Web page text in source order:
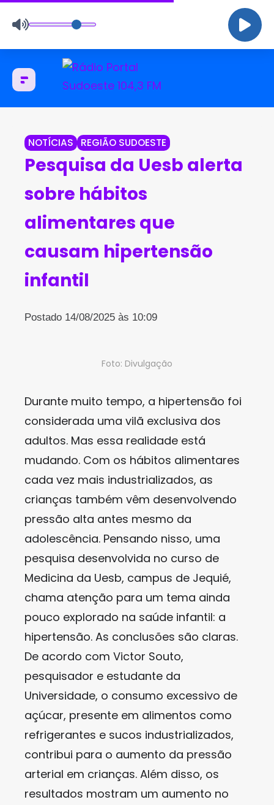
NOTÍCIAS REGIÃO SUDOESTE
Pesquisa da Uesb alerta
sobre hábitos
alimentares que
causam hipertensão
infantil
Postado 14/08/2025 às 10:09
Foto: Divulgação
Durante muito tempo, a hipertensão foi
considerada uma vilã exclusiva dos
adultos. Mas essa realidade está
mudando. Com os hábitos alimentares
cada vez mais industrializados, as
crianças também vêm desenvolvendo
pressão alta antes mesmo da
adolescência. Pensando nisso, uma
pesquisa desenvolvida no curso de
Medicina da Uesb, campus de Jequié,
chama atenção para um tema ainda
pouco explorado na saúde infantil: a
hipertensão. As conclusões são claras.
De acordo com Victor Souto,
pesquisador e estudante da
Universidade, o consumo excessivo de
açúcar, presente em alimentos como
refrigerantes e sucos industrializados,
contribui para o aumento da pressão
arterial em crianças. Além disso, os
resultados mostram um aumento no